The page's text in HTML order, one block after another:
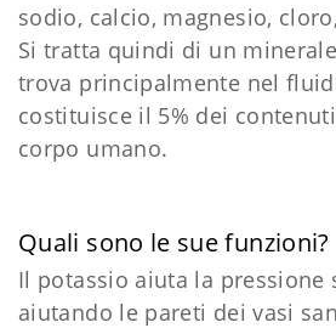
sodio, calcio, magnesio,
Si tratta quindi di un
trova principalmente nel
costituisce il 5% dei
corpo umano.
Quali sono le sue funzioni?
Il potassio aiuta la pressione
aiutando le pareti dei vasi